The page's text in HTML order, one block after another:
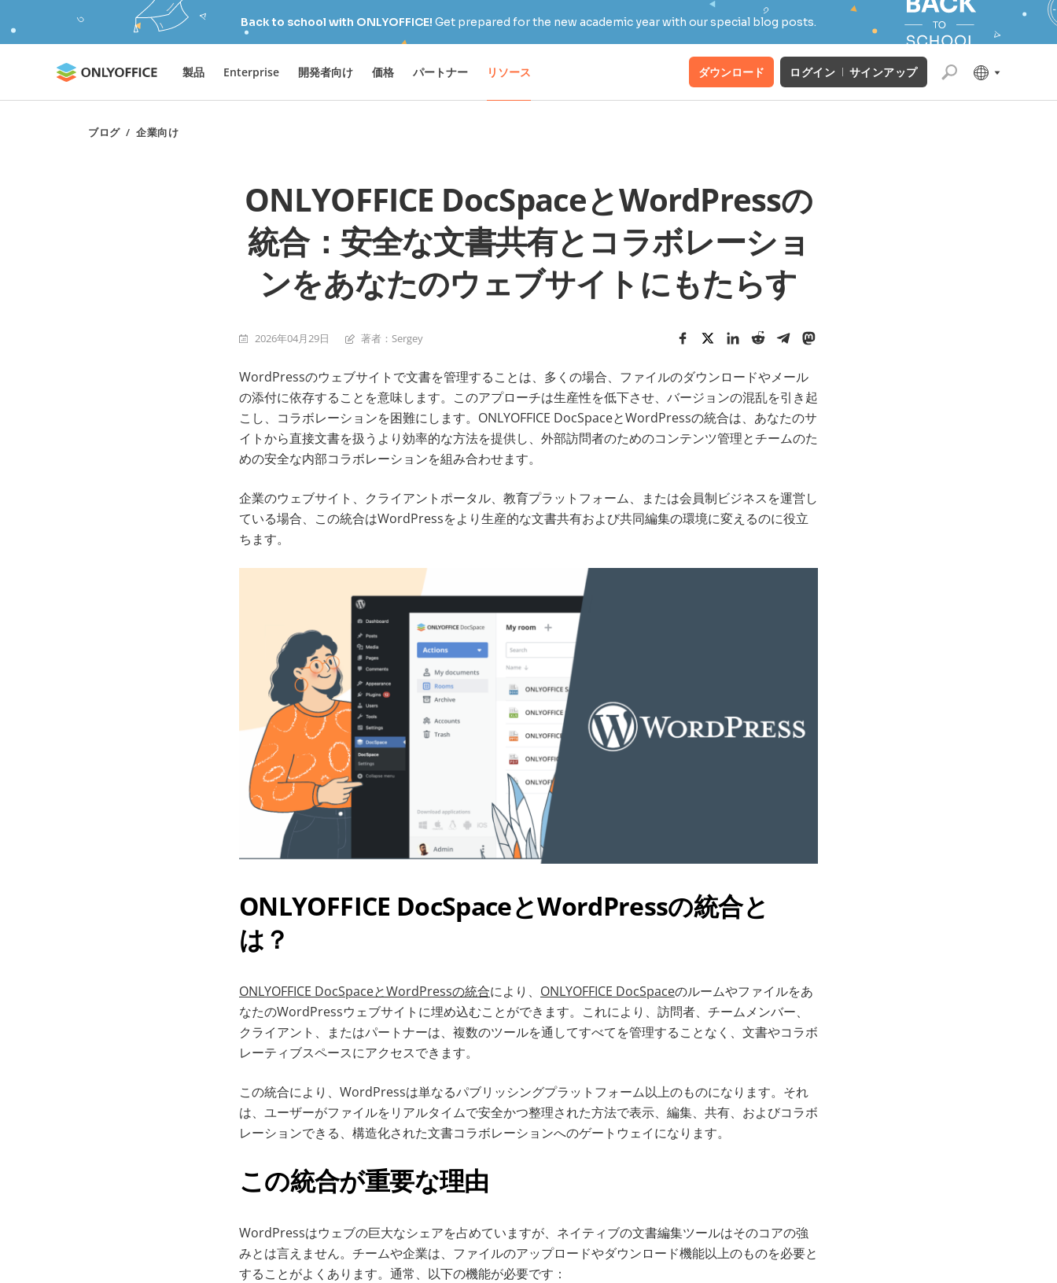
Back to school with ONLYOFFICE! Get prepared for the new academic year with our special blog posts.
製品 Enterprise 開発者向け 価格 パートナー リソース ダウンロード ログイン サインアップ
ブログ/企業向け
ONLYOFFICE DocSpaceとWordPressの
統合：安全な文書共有とコラボレーショ
ンをあなたのウェブサイトにもたらす
2026年04月29日 著者：Sergey
WordPressのウェブサイトで文書を管理することは、多くの場合、ファイルのダウンロードやメール
の添付に依存することを意味します。このアプローチは生産性を低下させ、バージョンの混乱を引き起
こし、コラボレーションを困難にします。ONLYOFFICE DocSpaceとWordPressの統合は、あなたのサ
イトから直接文書を扱うより効率的な方法を提供し、外部訪問者のためのコンテンツ管理とチームのた
めの安全な内部コラボレーションを組み合わせます。
企業のウェブサイト、クライアントポータル、教育プラットフォーム、または会員制ビジネスを運営し
ている場合、この統合はWordPressをより生産的な文書共有および共同編集の環境に変えるのに役立
ちます。
ONLYOFFICE DocSpaceとWordPressの統合と
は？
ONLYOFFICE DocSpaceとWordPressの統合により、 ONLYOFFICE DocSpaceのルームやファイルをあ
なたのWordPressウェブサイトに埋め込むことができます。これにより、訪問者、チームメンバー、
クライアント、またはパートナーは、複数のツールを通してすべてを管理することなく、文書やコラボ
レーティブスペースにアクセスできます。
この統合により、WordPressは単なるパブリッシングプラットフォーム以上のものになります。それ
は、ユーザーがファイルをリアルタイムで安全かつ整理された方法で表示、編集、共有、およびコラボ
レーションできる、構造化された文書コラボレーションへのゲートウェイになります。
この統合が重要な理由
WordPressはウェブの巨大なシェアを占めていますが、ネイティブの文書編集ツールはそのコアの強
みとは言えません。チームや企業は、ファイルのアップロードやダウンロード機能以上のものを必要と
することがよくあります。通常、以下の機能が必要です：